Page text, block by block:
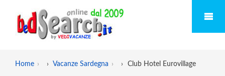
Home › Vacanze Sardegna › Club Hotel Eurovillage